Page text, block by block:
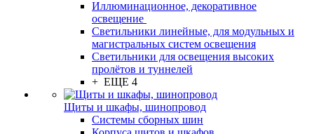
Иллюминационное, декоративное
освещение
Светильники линейные, для модульных и
магистральных систем освещения
Светильники для освещения высоких
пролётов и туннелей
+ ЕЩЕ 4
Щиты и шкафы, шинопровод
Системы сборных шин